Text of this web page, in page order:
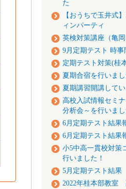
た
【おうちで玉井式
ィンパーティ
英検対策講座（亀岡
9月定期テスト 時
定期テスト対策(桂
夏期合宿を行いま
夏期講習開講してい
高校入試情報セミ
分析会～を行いまし
6月定期テスト結果
6月定期テスト結果
小5中高一貫校対策
行いました！
5月定期テスト結果
2022年桂本部教室